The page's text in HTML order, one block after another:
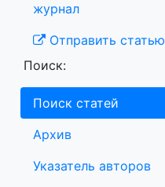
журнал
Отправить статью
Поиск:
Поиск статей
Архив
Указатель авторов